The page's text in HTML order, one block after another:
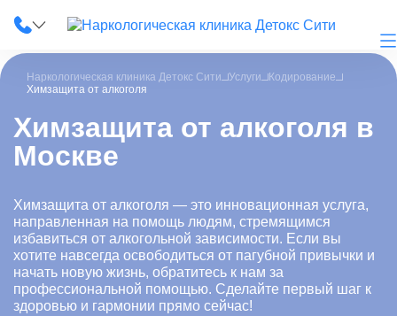
О клинике
Цены
Лицензии
Фотогалерея
Наркологическая клиника Детокс Сити Услуги
Кодирование
Химзащита от алкоголя
Химзащита от алкоголя в
Москве
Химзащита от алкоголя — это инновационная услуга,
направленная на помощь людям, стремящимся
избавиться от алкогольной зависимости. Если вы
хотите навсегда освободиться от пагубной привычки и
начать новую жизнь, обратитесь к нам за
профессиональной помощью. Сделайте первый шаг к
здоровью и гармонии прямо сейчас!